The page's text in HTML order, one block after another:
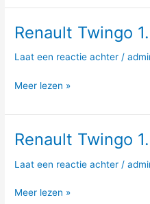
Renault Twingo
Laat een reactie achter /
Renault
1.5
86hp
Meer lezen »
Renault Twingo
Laat een reactie achter /
Renault
1.5
90hp
Meer lezen »